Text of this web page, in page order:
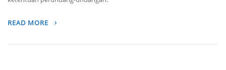
READ MORE